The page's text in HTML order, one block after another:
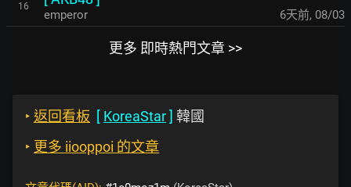
16
emperor 6天前, 08/03
更多 即時熱門文章 >>
‣ 返回看板 [ KoreaStar] 韓國
‣ 更多 iiooppoi 的文章